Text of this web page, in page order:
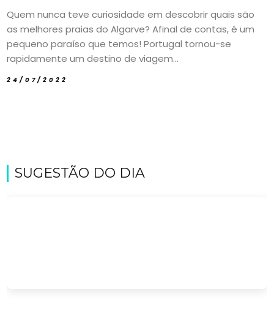
Quem nunca teve curiosidade em descobrir quais são
as melhores praias do Algarve? Afinal de contas, é um
pequeno paraíso que temos! Portugal tornou-se
rapidamente um destino de viagem...
24/07/2022
SUGESTÃO DO DIA